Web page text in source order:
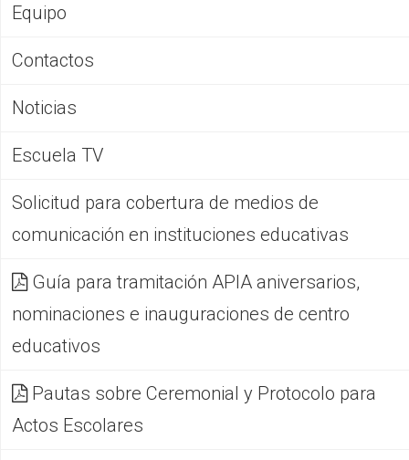
Equipo
Contactos
Noticias
Escuela TV
Solicitud para cobertura de medios de
comunicación en instituciones educativas
Guía para tramitación APIA aniversarios,
nominaciones e inauguraciones de centro
educativos
Pautas sobre Ceremonial y Protocolo para
Actos Escolares